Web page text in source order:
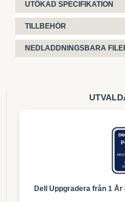
UTÖKAD SPECIFIKATION
TILLBEHÖR
NEDLADDNINGSBARA
Dell Uppgradera från 1